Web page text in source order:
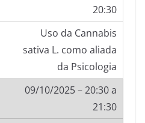
20:30
Uso da Cannabis
sativa L. como aliada
da Psicologia
09/10/2025 – 20:30 a
21:30